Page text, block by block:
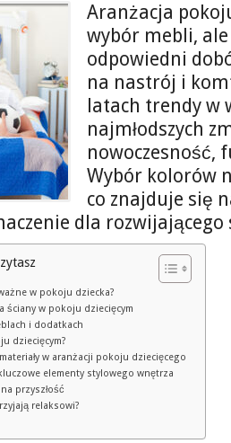
Aranżacja
wybór mebli,
odpowiedni
na nastrój i
latach trendy w
najmłodszych
nowoczesność,
Wybór kolorów
co znajduje się
dla rozwijającego
w pokoju dziecka?
ściany w pokoju dziecięcym
i dodatkach
dziecięcym?
w aranżacji pokoju dziecięcego
elementy stylowego wnętrza
przyszłość
relaksowi?